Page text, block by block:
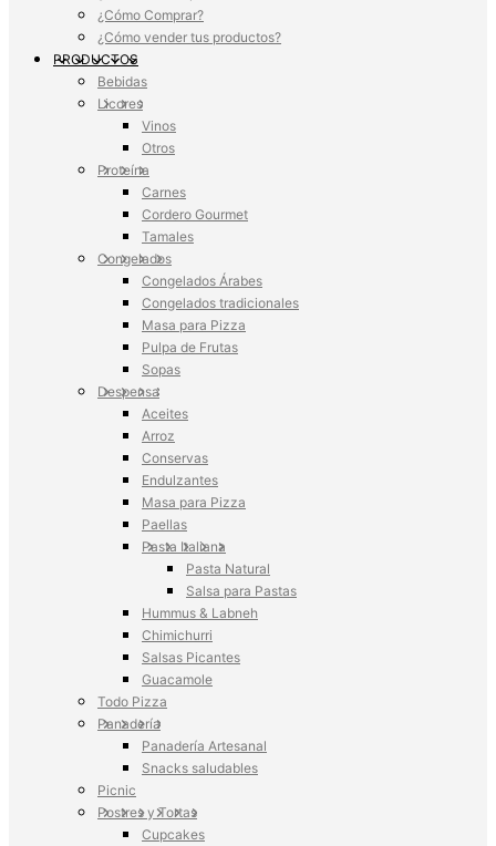
¿Cómo Comprar?
¿Cómo vender tus productos?
PRODUCTOS
Bebidas
Licores
Vinos
Otros
Proteína
Carnes
Cordero Gourmet
Tamales
Congelados
Congelados Árabes
Congelados tradicionales
Masa para Pizza
Pulpa de Frutas
Sopas
Despensa
Aceites
Arroz
Conservas
Endulzantes
Masa para Pizza
Paellas
Pasta Italiana
Pasta Natural
Salsa para Pastas
Hummus & Labneh
Chimichurri
Salsas Picantes
Guacamole
Todo Pizza
Panadería
Panadería Artesanal
Snacks saludables
Picnic
Postres y Tortas
Cupcakes